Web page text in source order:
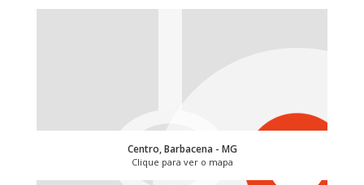
Centro, Barbacena - MG
Clique para ver o mapa